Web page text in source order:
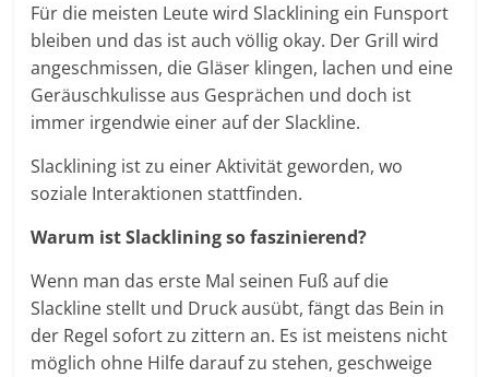
Für die meisten Leute wird Slacklining ein Funsport
bleiben und das ist auch völlig okay. Der Grill wird
angeschmissen, die Gläser klingen, lachen und eine
Geräuschkulisse aus Gesprächen und doch ist
immer irgendwie einer auf der Slackline.
Slacklining ist zu einer Aktivität geworden, wo
soziale Interaktionen stattfinden.
Warum ist Slacklining so faszinierend?
Wenn man das erste Mal seinen Fuß auf die
Slackline stellt und Druck ausübt, fängt das Bein in
der Regel sofort zu zittern an. Es ist meistens nicht
möglich ohne Hilfe darauf zu stehen, geschweige